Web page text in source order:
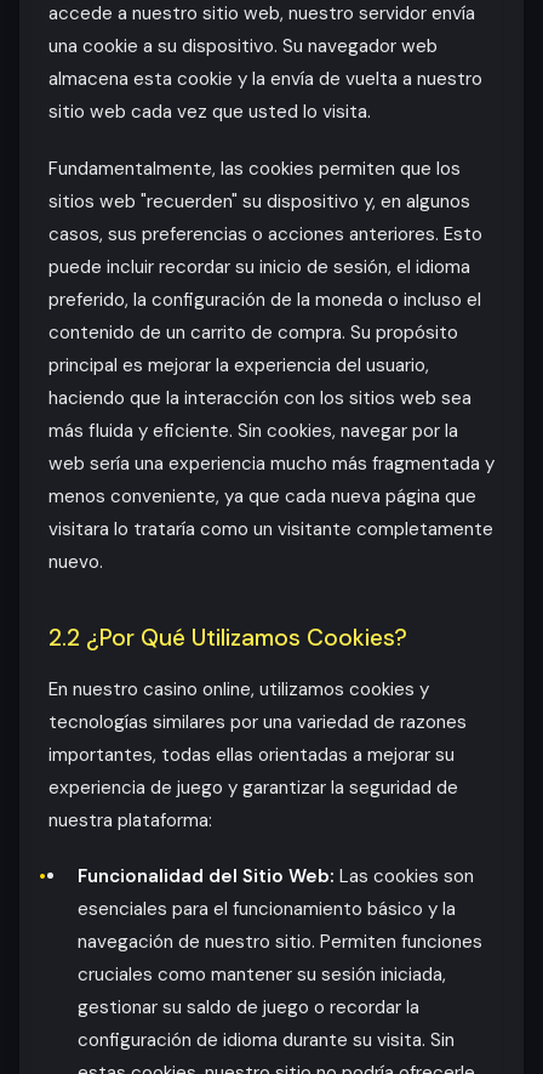
accede a nuestro sitio web, nuestro servidor envía
una cookie a su dispositivo. Su navegador web
almacena esta cookie y la envía de vuelta a nuestro
sitio web cada vez que usted lo visita.
Fundamentalmente, las cookies permiten que los
sitios web "recuerden" su dispositivo y, en algunos
casos, sus preferencias o acciones anteriores. Esto
puede incluir recordar su inicio de sesión, el idioma
preferido, la configuración de la moneda o incluso el
contenido de un carrito de compra. Su propósito
principal es mejorar la experiencia del usuario,
haciendo que la interacción con los sitios web sea
más fluida y eficiente. Sin cookies, navegar por la
web sería una experiencia mucho más fragmentada y
menos conveniente, ya que cada nueva página que
visitara lo trataría como un visitante completamente
nuevo.
2.2 ¿Por Qué Utilizamos Cookies?
En nuestro casino online, utilizamos cookies y
tecnologías similares por una variedad de razones
importantes, todas ellas orientadas a mejorar su
experiencia de juego y garantizar la seguridad de
nuestra plataforma:
Funcionalidad del Sitio Web: Las cookies son
esenciales para el funcionamiento básico y la
navegación de nuestro sitio. Permiten funciones
cruciales como mantener su sesión iniciada,
gestionar su saldo de juego o recordar la
configuración de idioma durante su visita. Sin